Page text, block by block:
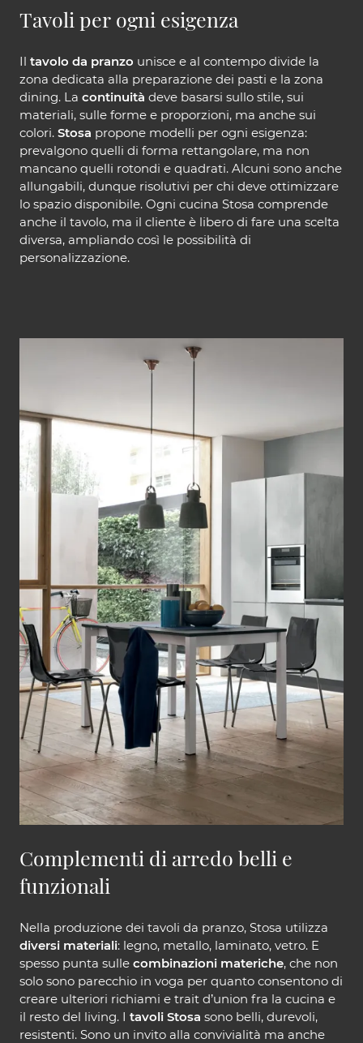
Tavoli per ogni esigenza
Il tavolo da pranzo unisce e al contempo divide la
zona dedicata alla preparazione dei pasti e la zona
dining. La continuità deve basarsi sullo stile, sui
materiali, sulle forme e proporzioni, ma anche sui
colori. Stosa propone modelli per ogni esigenza:
prevalgono quelli di forma rettangolare, ma non
mancano quelli rotondi e quadrati. Alcuni sono anche
allungabili, dunque risolutivi per chi deve ottimizzare
lo spazio disponibile. Ogni cucina Stosa comprende
anche il tavolo, ma il cliente è libero di fare una scelta
diversa, ampliando così le possibilità di
personalizzazione.
Complementi di arredo belli e
funzionali
Nella produzione dei tavoli da pranzo, Stosa utilizza
diversi materiali: legno, metallo, laminato, vetro. E
spesso punta sulle combinazioni materiche, che non
solo sono parecchio in voga per quanto consentono di
creare ulteriori richiami e trait d’union fra la cucina e
il resto del living. I tavoli Stosa sono belli, durevoli,
resistenti. Sono un invito alla convivialità ma anche